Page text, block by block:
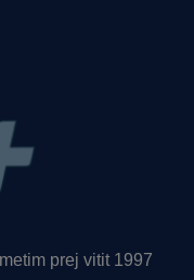
prej vitit 1997